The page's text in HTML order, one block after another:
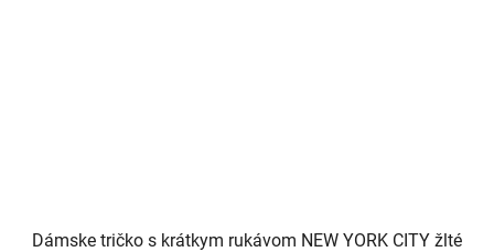
Dámske tričko s krátkym rukávom NEW YORK CITY žlté